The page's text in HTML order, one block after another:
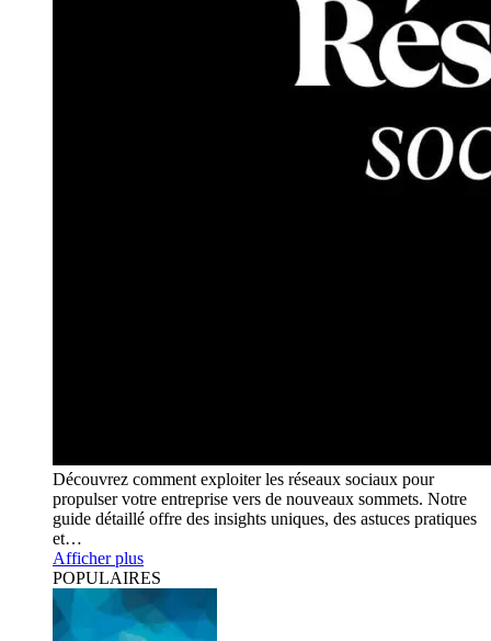
Découvrez comment exploiter les réseaux sociaux pour
propulser votre entreprise vers de nouveaux sommets. Notre
guide détaillé offre des insights uniques, des astuces pratiques
et…
Afficher plus
POPULAIRES